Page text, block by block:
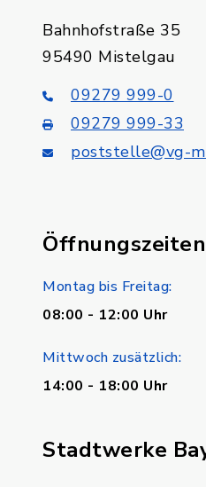
Bahnhofstraße 35
95490 Mistelgau
09279 999-0
09279 999-33
poststelle@vg-
Öffnungszeiten
Montag bis Freitag:
08:00 - 12:00 Uhr
Mittwoch zusätzlich:
14:00 - 18:00 Uhr
Stadtwerke